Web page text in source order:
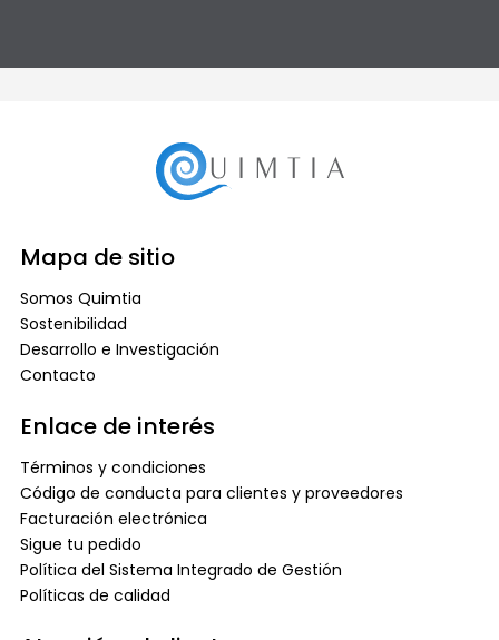
Mapa de sitio
Somos Quimtia
Sostenibilidad
Desarrollo e Investigación
Contacto
Enlace de interés
Términos y condiciones
Código de conducta para clientes y proveedores
Facturación electrónica
Sigue tu pedido
Política del Sistema Integrado de Gestión
Políticas de calidad